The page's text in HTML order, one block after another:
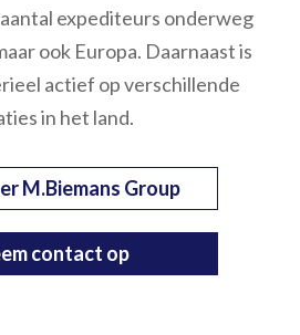
expediteurs onderweg
ook Europa. Daarnaast is
actief op verschillende
in het land.
M.Biemans Group
contact op